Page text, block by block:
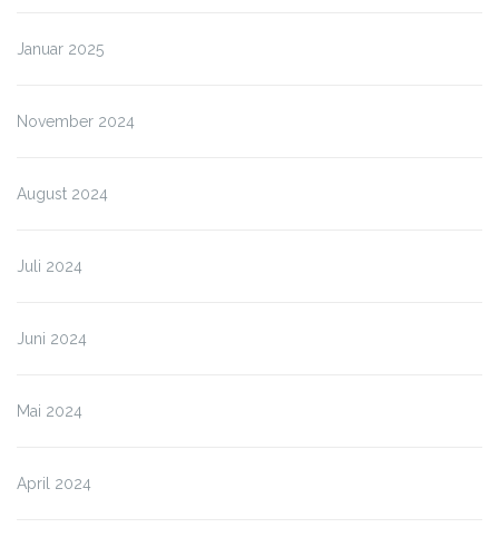
Januar 2025
November 2024
August 2024
Juli 2024
Juni 2024
Mai 2024
April 2024